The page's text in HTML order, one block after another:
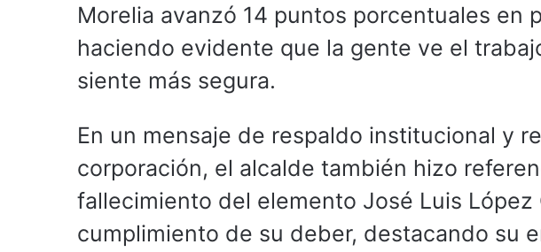
Morelia avanzó 14 puntos porcentuales en
haciendo evidente que la gente ve el
siente más segura.
En un mensaje de respaldo institucional y
corporación, el alcalde también hizo
fallecimiento del elemento José Luis López
cumplimiento de su deber, destacando su